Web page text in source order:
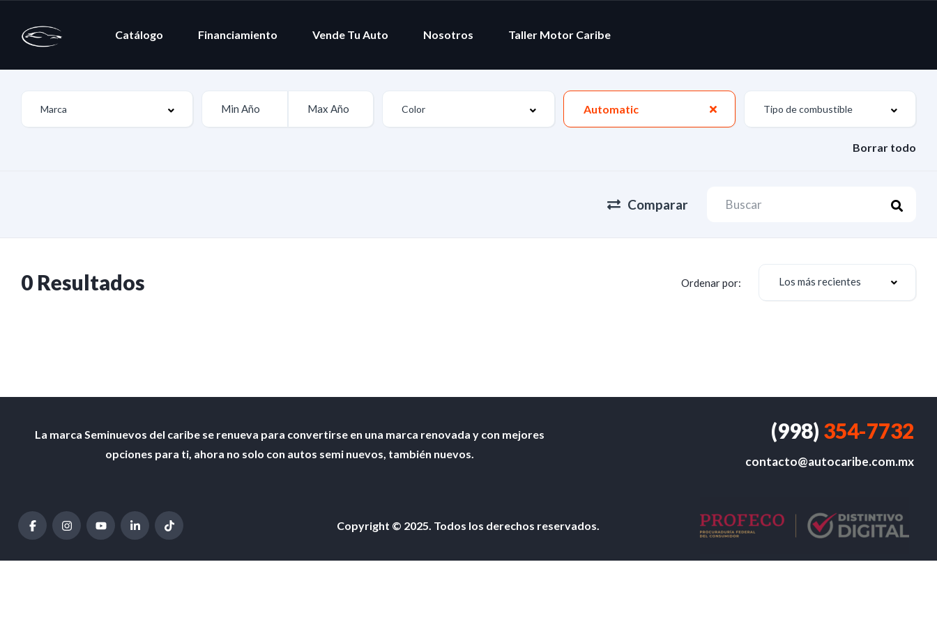
Catálogo Financiamiento Vende Tu Auto Nosotros Taller Motor Caribe
Automatic
Borrar todo
Comparar
0 Resultados Ordenar por: Los más recientes
La marca Seminuevos del caribe se renueva para convertirse en una marca renovada y con mejores
opciones para ti, ahora no solo con autos semi nuevos, también nuevos.
(998) 354-7732
contacto@autocaribe.com.mx
Copyright © 2025. Todos los derechos reservados.